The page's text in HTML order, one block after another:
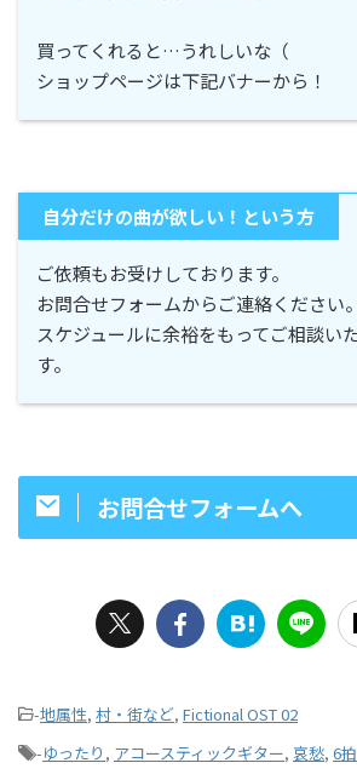
買ってくれると…うれしいな（
ショップページは下記バナーから！
自分だけの曲が欲しい！という方
ご依頼もお受けしております。
お問合せフォームからご連絡ください。
スケジュールに余裕をもってご相談い
す。
お問合せフォームへ
-地属性, 村・街など, Fictional OST 02
-ゆったり , アコースティックギター, 哀愁, 6